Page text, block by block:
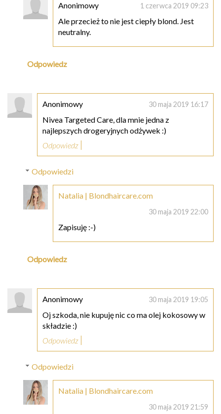
Anonimowy 1 czerwca 2019 09:23
Ale przecież to nie jest ciepły blond. Jest
neutralny.
Odpowiedz
Anonimowy 30 maja 2019 16:17
Nivea Targeted Care, dla mnie jedna z
najlepszych drogeryjnych odżywek :)
Odpowiedz
Odpowiedzi
Natalia | Blondhaircare.com
30 maja 2019 22:00
Zapisuję :-)
Odpowiedz
Anonimowy 30 maja 2019 19:05
Oj szkoda, nie kupuję nic co ma olej kokosowy w
składzie :)
Odpowiedz
Odpowiedzi
Natalia | Blondhaircare.com
30 maja 2019 21:59